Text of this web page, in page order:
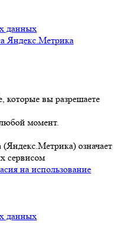
данных
Яндекс.Метрика
которые вы разрешаете
момент.
означает
сервисом
на использование
данных